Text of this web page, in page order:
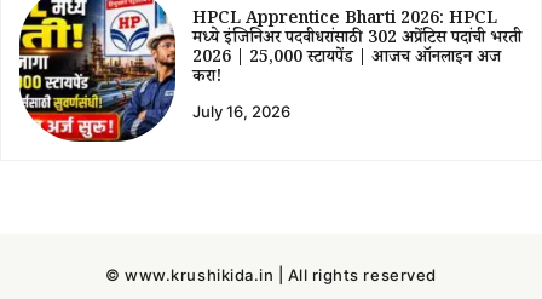
HPCL Apprentice Bharti 2026: HPCL
मध्ये इंजिनिअर पदवीधरांसाठी 302 अप्रेंटिस पदांची भरती
2026 | ₹25,000 स्टायपेंड | आजच ऑनलाईन अर्ज
करा!
July 16, 2026
© www.krushikida.in | All rights reserved